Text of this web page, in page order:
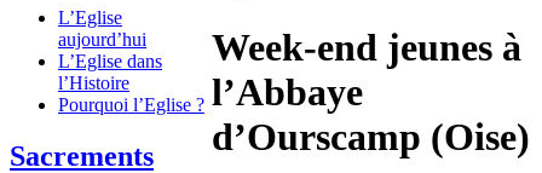
L’Eglise
aujourd’hui
L’Eglise dans
l’Histoire
Pourquoi l’Eglise ?
Sacrements
Week-end jeunes à
l’Abbaye
d’Ourscamp (Oise)